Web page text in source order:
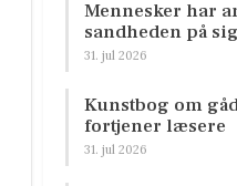
Mennesker har
sandheden på sig
31. jul 2026
Kunstbog om
fortjener læsere
31. jul 2026